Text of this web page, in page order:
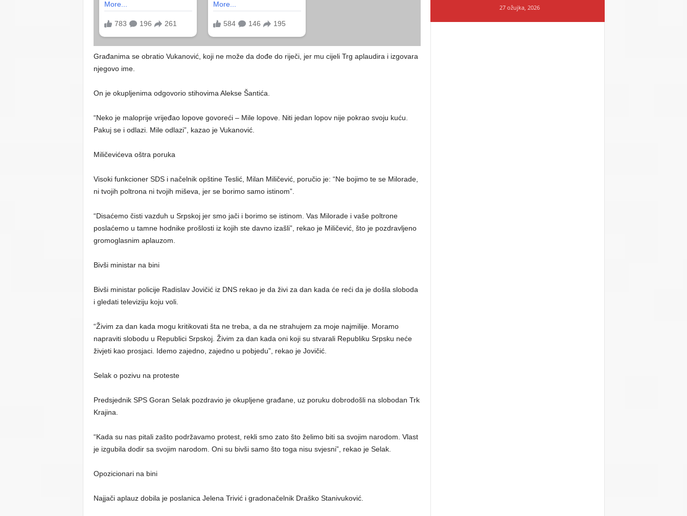
Građanima se obratio Vukanović, koji ne može da dođe do riječi, jer mu cijeli Trg aplaudira i izgovara
njegovo ime.
On je okupljenima odgovorio stihovima Alekse Šantića.
“Neko je maloprije vrijeđao lopove govoreći – Mile lopove. Niti jedan lopov nije pokrao svoju kuću.
Pakuj se i odlazi. Mile odlazi”, kazao je Vukanović.
Miličevićeva oštra poruka
Visoki funkcioner SDS i načelnik opštine Teslić, Milan Miličević, poručio je: “Ne bojimo te se Milorade,
ni tvojih poltrona ni tvojih miševa, jer se borimo samo istinom”.
“Disaćemo čisti vazduh u Srpskoj jer smo jači i borimo se istinom. Vas Milorade i vaše poltrone
poslaćemo u tamne hodnike prošlosti iz kojih ste davno izašli”, rekao je Miličević, što je pozdravljeno
gromoglasnim aplauzom.
Bivši ministar na bini
Bivši ministar policije Radislav Jovičić iz DNS rekao je da živi za dan kada će reći da je došla sloboda
i gledati televiziju koju voli.
“Živim za dan kada mogu kritikovati šta ne treba, a da ne strahujem za moje najmilije. Moramo
napraviti slobodu u Republici Srpskoj. Živim za dan kada oni koji su stvarali Republiku Srpsku neće
živjeti kao prosjaci. Idemo zajedno, zajedno u pobjedu”, rekao je Jovičić.
Selak o pozivu na proteste
Predsjednik SPS Goran Selak pozdravio je okupljene građane, uz poruku dobrodošli na slobodan Trk
Krajina.
“Kada su nas pitali zašto podržavamo protest, rekli smo zato što želimo biti sa svojim narodom. Vlast
je izgubila dodir sa svojim narodom. Oni su bivši samo što toga nisu svjesni”, rekao je Selak.
Opozicionari na bini
Najjači aplauz dobila je poslanica Jelena Trivić i gradonačelnik Draško Stanivuković.
27 ožujka, 2026